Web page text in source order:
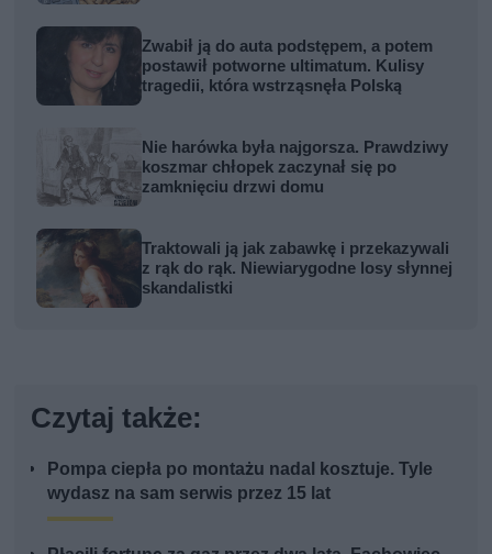
Zwabił ją do auta podstępem, a potem
postawił potworne ultimatum. Kulisy
tragedii, która wstrząsnęła Polską
Nie harówka była najgorsza. Prawdziwy
koszmar chłopek zaczynał się po
zamknięciu drzwi domu
Traktowali ją jak zabawkę i przekazywali
z rąk do rąk. Niewiarygodne losy słynnej
skandalistki
Czytaj także:
Pompa ciepła po montażu nadal kosztuje. Tyle
wydasz na sam serwis przez 15 lat